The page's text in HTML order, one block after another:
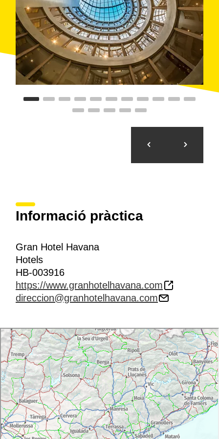
oferint un servei personalitzat i acurat perquè els
esdeveniments es converteixin en grans experiències.
Compta amb habitacions agradables i acollidores,
setze amb balcó, a més d'algunes adaptades per a
persones amb diversitat funcional. A més,
l'establimentdisposa de gimnàs, sauna, jacuzzi i
servei de massatges terapèutics i tractaments de
bellesa. Al restaurant s'ofereixen esmorzars de tipus
quals destaca l'arròs a la marinera.
Informació pràctica
Gran Hotel Havana
Hotels
HB-003916
https://www.granhotelhavana.com
direccion@granhotelhavana.com